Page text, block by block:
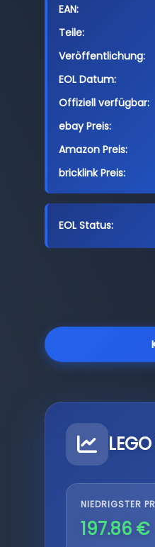
EAN:
Teile:
Veröffentlichung:
EOL Datum:
Offiziell verfügbar:
ebay Preis:
Amazon Preis:
bricklink Preis:
EOL Status:
NIEDRIGSTER
197.86 €